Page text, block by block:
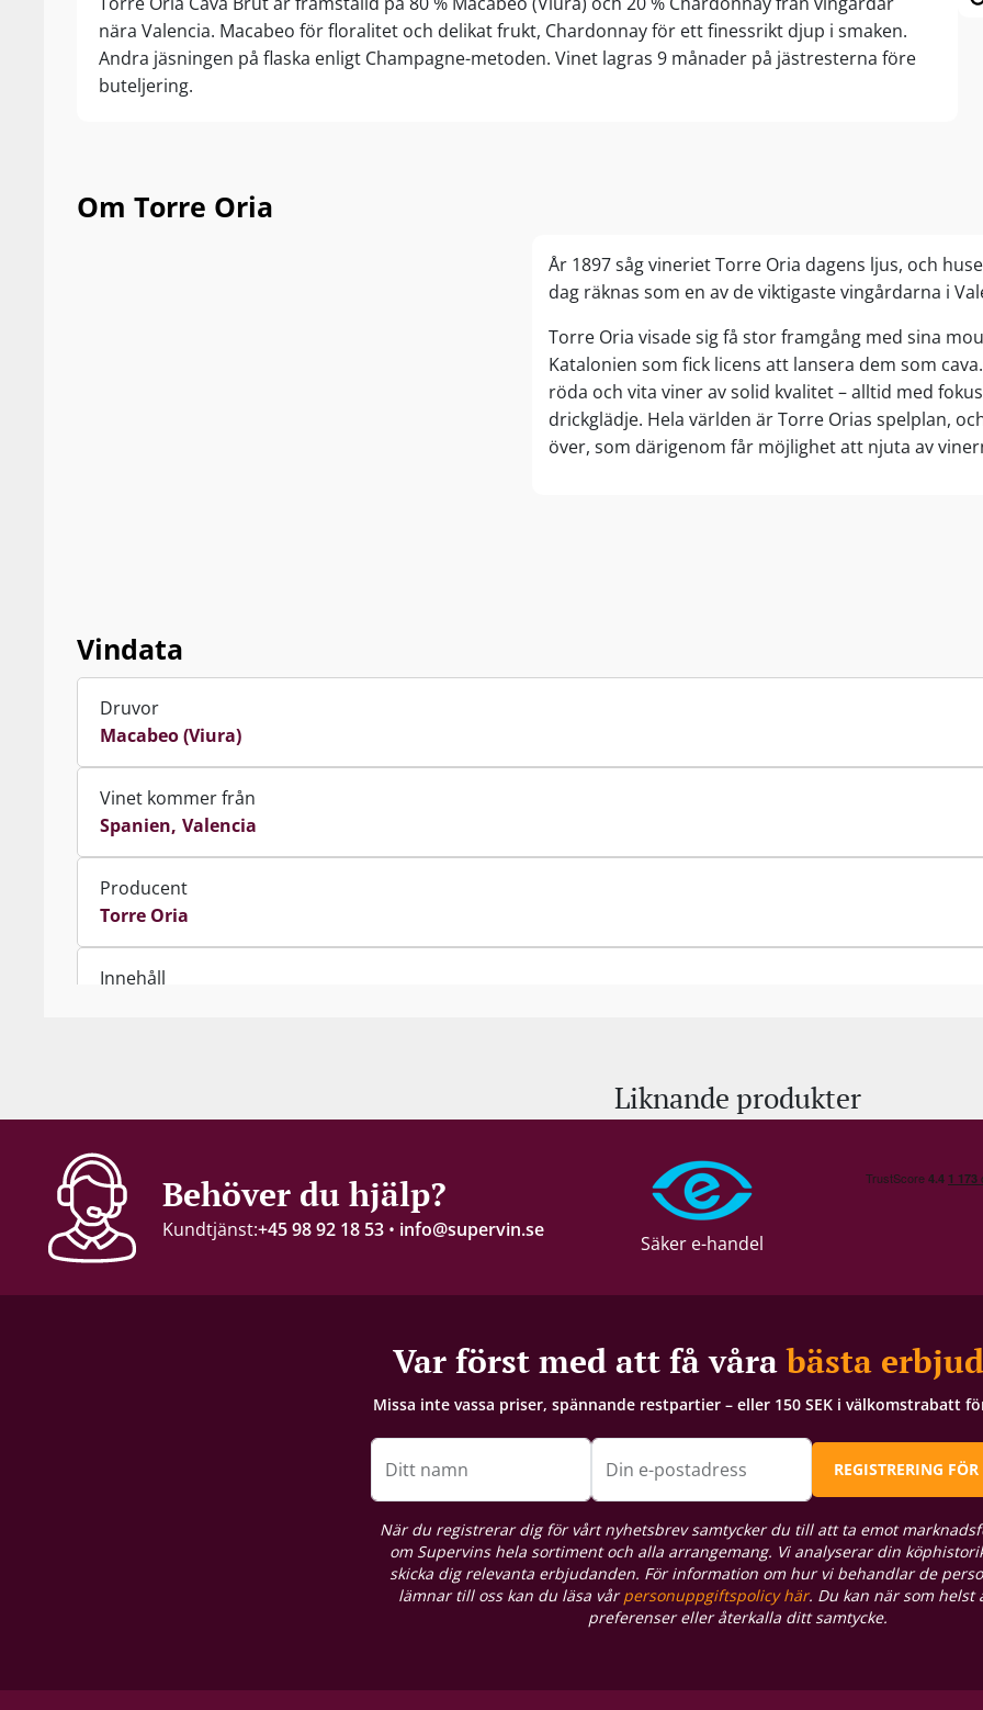
nära Valencia. Macabeo för floralitet och delikat frukt, Chardonnay för ett finessrikt djup i smaken.
Andra jäsningen på flaska enligt Champagne-metoden. Vinet lagras 9 månader på jästresterna före
buteljering.
Om Torre Oria
År 1897 såg vineriet Torre Oria dagens ljus, och
dag räknas som en av de viktigaste vingårdarna i
Torre Oria visade sig få stor framgång med sina
Katalonien som fick licens att lansera dem som
röda och vita viner av solid kvalitet – alltid med
drickglädje. Hela världen är Torre Orias spelplan,
över, som därigenom får möjlighet att njuta av
Vindata
Druvor
Macabeo (Viura)
Vinet kommer från
Spanien Valencia
Producent
Torre Oria
Innehåll
Servering
6-8°C
Lagringspotential
Se producentens produktdeklaration här
Restsöcker
Liknande produkter
Behöver du hjälp?
Kundtjänst:+45 98 92 18 53 • info@supervin.se
Säker e-handel
Var först med att få vårabästa
Missa inte vassa priser, spännande restpartier – eller 150 SEK i välkomstrabatt
Ditt namn Din e-postadress REGISTRERING
När du registrerar dig för vårt nyhetsbrev samtycker du till att ta emot
om Supervins hela sortiment och alla arrangemang. Vi analyserar din
skicka dig relevanta erbjudanden. För information om hur vi behandlar de
lämnar till oss kan du läsa vårpersonuppgiftspolicy här. Du kan när som helst
preferenser eller återkalla ditt samtycke.